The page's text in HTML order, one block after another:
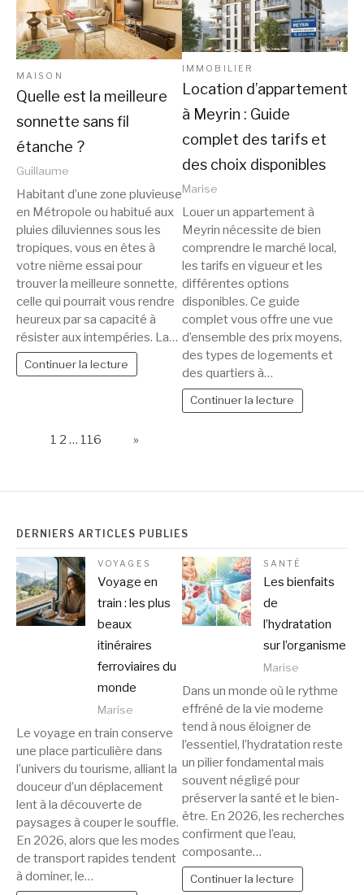
MAISON
Quelle est la meilleure
sonnette sans fil
étanche ?
Guillaume
Habitant d’une zone pluvieuse
en Métropole ou habitué aux
pluies diluviennes sous les
tropiques, vous en êtes à
votre nième essai pour
trouver la meilleure sonnette,
celle qui pourrait vous rendre
heureux par sa capacité à
résister aux intempéries. La…
Continuer la lecture
IMMOBILIER
Location d’appartement
à Meyrin : Guide
complet des tarifs et
des choix disponibles
Marise
Louer un appartement à
Meyrin nécessite de bien
comprendre le marché local,
les tarifs en vigueur et les
différentes options
disponibles. Ce guide
complet vous offre une vue
d’ensemble des prix moyens,
des types de logements et
des quartiers à…
Continuer la lecture
1 2 … 116 »
DERNIERS ARTICLES PUBLIÉS
VOYAGES
Voyage en
train : les plus
beaux
itinéraires
ferroviaires du
monde
Marise
Le voyage en train conserve
une place particulière dans
l’univers du tourisme, alliant la
douceur d’un déplacement
lent à la découverte de
paysages à couper le souffle.
En 2026, alors que les modes
de transport rapides tendent
à dominer, le…
SANTÉ
Les bienfaits
de
l’hydratation
sur l’organisme
Marise
Dans un monde où le rythme
effréné de la vie moderne
tend à nous éloigner de
l’essentiel, l’hydratation reste
un pilier fondamental mais
souvent négligé pour
préserver la santé et le bien-
être. En 2026, les recherches
confirment que l’eau,
composante…
Continuer la lecture